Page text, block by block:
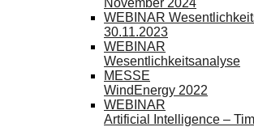
November 2024
WEBINAR
30.11.2023
WEBINAR
Wesentlichkeitsanalyse
MESSE
WindEnergy 2022
WEBINAR
Artificial Intelligence –